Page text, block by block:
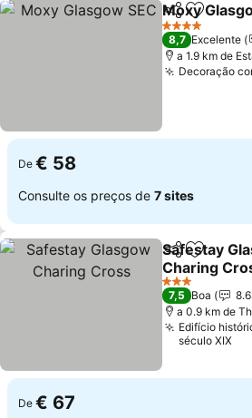
Partilhar
Moxy
4 Estrelas
8,7 Excelente
a 1.9 km de
Decoração
De € 58
Consulte os preços de 7 sites
Partilhar
Safestay
Charing
Ver preços
3 Estrelas
7,5 Boa
a 0.9 km de
Edifício
século XIX
De € 67